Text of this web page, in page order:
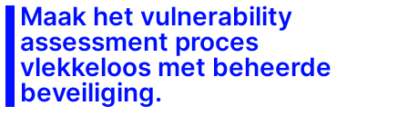
Maak het vulnerability
assessment proces
vlekkeloos met beheerde
beveiliging.